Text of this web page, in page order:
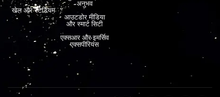
खेल और स्टेडियम
अनुभव
आउटडोर मीडिया
और स्मार्ट सिटी
एक्सआर और इमर्सिव
एक्सपीरियंस